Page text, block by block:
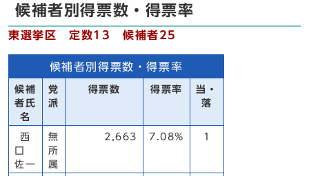
候補者別得票数・得票率
東選挙区 定数13 候補者25
候補者別得票数・得票率
候補
者氏
名
党
派
得票数 得票率
当・
落
西
口
佐一
無
所
属
2,663 7.08% 1